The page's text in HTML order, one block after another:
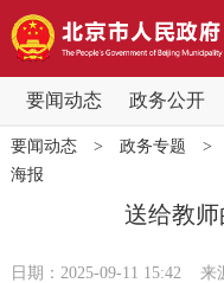
要闻动态 政务公开
要闻动态
党中央精神
北京要闻
要闻动态> 政务专题 >
海报
送给教师
日期：2025-09-11 15:42 来